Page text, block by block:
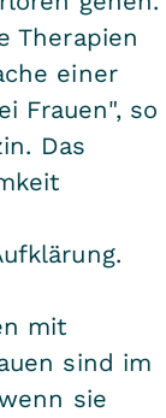
Therapien
einer
Frauen", so
Das
mit
sind im
sie